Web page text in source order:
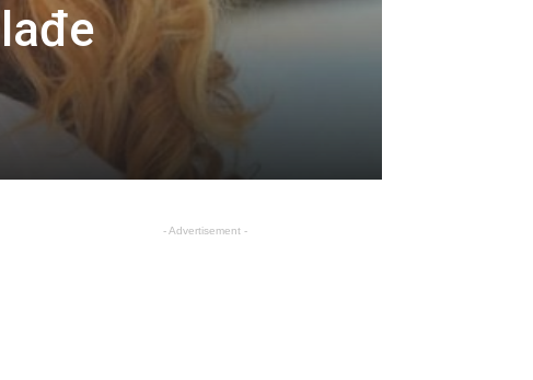
- Advertisement -